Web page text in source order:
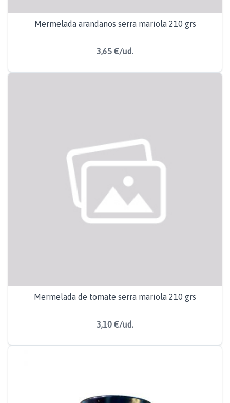
Mermelada arandanos serra mariola 210 grs
3,65 €/ud.
Mermelada de tomate serra mariola 210 grs
3,10 €/ud.